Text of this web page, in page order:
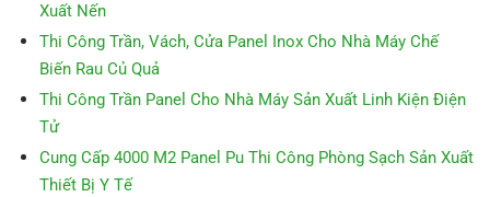
Xuất Nến
Thi Công Trần, Vách, Cửa Panel Inox Cho Nhà Máy Chế
Biến Rau Củ Quả
Thi Công Trần Panel Cho Nhà Máy Sản Xuất Linh Kiện Điện
Tử
Cung Cấp 4000 M2 Panel Pu Thi Công Phòng Sạch Sản Xuất
Thiết Bị Y Tế